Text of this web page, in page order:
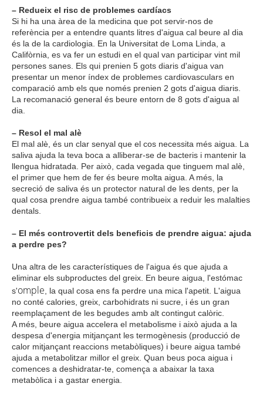
– Redueix el risc de problemes cardíacs
Si hi ha una àrea de la medicina que pot servir-nos de
referència per a entendre quants litres d'aigua cal beure al dia
és la de la cardiologia. En la Universitat de Loma Linda, a
Califòrnia, es va fer un estudi en el qual van participar vint mil
persones sanes. Els qui prenien 5 gots diaris d'aigua van
presentar un menor índex de problemes cardiovasculars en
comparació amb els que només prenien 2 gots d'aigua diaris.
La recomanació general és beure entorn de 8 gots d'aigua al
dia.
– Resol el mal alè
El mal alè, és un clar senyal que el cos necessita més aigua. La
saliva ajuda la teva boca a alliberar-se de bacteris i mantenir la
llengua hidratada. Per això, cada vegada que tinguem mal alè,
el primer que hem de fer és beure molta aigua. A més, la
secreció de saliva és un protector natural de les dents, per la
qual cosa prendre aigua també contribueix a reduir les malalties
dentals.
– El més controvertit dels beneficis de prendre aigua: ajuda
a perdre pes?
Una altra de les característiques de l'aigua és que ajuda a
eliminar els subproductes del greix. En beure aigua, l'estómac
s'omple , la qual cosa ens fa perdre una mica l'apetit. L'aigua
no conté calories, greix, carbohidrats ni sucre, i és un gran
reemplaçament de les begudes amb alt contingut calòric.
A més, beure aigua accelera el metabolisme i això ajuda a la
despesa d'energia mitjançant les termogènesis (producció de
calor mitjançant reaccions metabòliques) i beure aigua també
ajuda a metabolitzar millor el greix. Quan beus poca aigua i
comences a deshidratar-te, comença a abaixar la taxa
metabòlica i a gastar energia.